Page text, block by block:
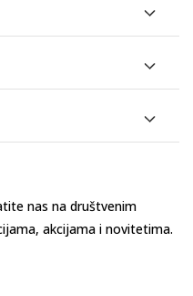
nas na društvenim
akcijama i novitetima.